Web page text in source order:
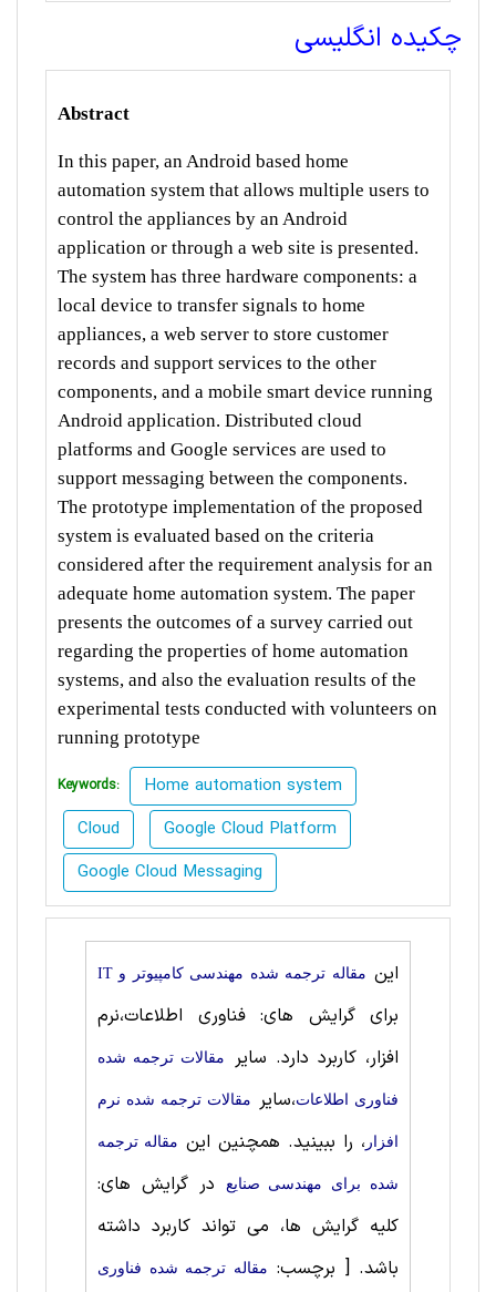
چکیده انگلیسی
Abstract
In this paper, an Android based home
automation system that allows multiple users to
control the appliances by an Android
application or through a web site is presented.
The system has three hardware components: a
local device to transfer signals to home
appliances, a web server to store customer
records and support services to the other
components, and a mobile smart device running
Android application. Distributed cloud
platforms and Google services are used to
support messaging between the components.
The prototype implementation of the proposed
system is evaluated based on the criteria
considered after the requirement analysis for an
adequate home automation system. The paper
presents the outcomes of a survey carried out
regarding the properties of home automation
systems, and also the evaluation results of the
experimental tests conducted with volunteers on
running prototype
Keywords:
Home automation system
Cloud
Google Cloud Platform
Google Cloud Messaging
این مقاله ترجمه شده مهندسی کامپیوتر و IT
برای گرایش های: فناوری اطلاعات،نرم
افزار، کاربرد دارد. سایر
مقالات ترجمه شده
فناوری اطلاعات،سایر مقالات ترجمه شده نرم
افزار ، را ببینید. همچنین این مقاله ترجمه
شده برای مهندسی صنايع
در گرایش های:
کلیه گرایش ها، می تواند کاربرد داشته
باشد.[ برچسب: مقاله ترجمه شده فناوری